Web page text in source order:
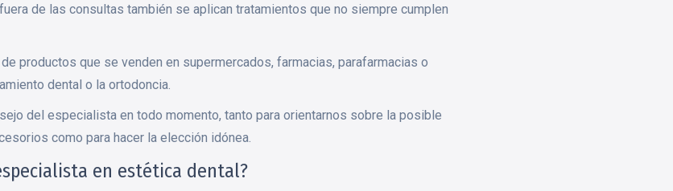
de las consultas también se aplican tratamientos que no siempre cumplen
productos que se venden en supermercados, farmacias, parafarmacias o
dental o la ortodoncia.
del especialista en todo momento, tanto para orientarnos sobre la posible
como para hacer la elección idónea.
en estética dental?